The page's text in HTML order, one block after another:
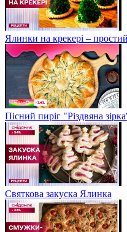
Ялинки на крекері –
Пісний пиріг "Різдвяна
Святкова закуска Ялинка